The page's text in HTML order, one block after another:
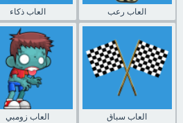
العاب ذكاء العاب رعب
العاب زومبي العاب سباق